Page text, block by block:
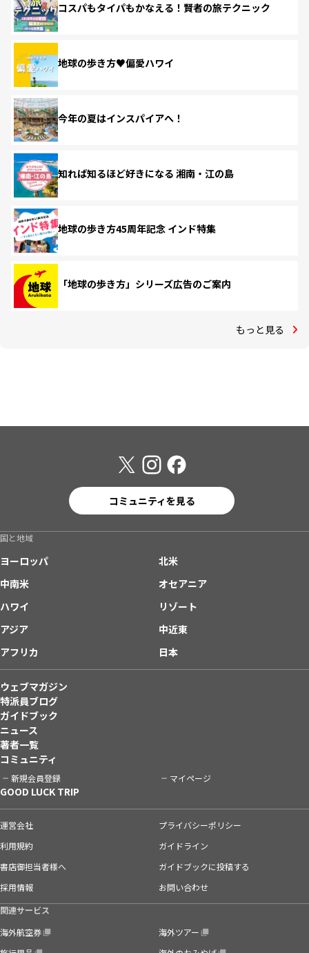
コスパもタイパもかなえる！賢者の旅テクニック
地球の歩き方♥偏愛ハワイ
今年の夏はインスパイアへ！
知れば知るほど好きになる 湘南・江の島
地球の歩き方45周年記念 インド特集
「地球の歩き方」シリーズ広告のご案内
もっと見る
コミュニティを見る
国と地域
ヨーロッパ
北米
中南米
オセアニア
ハワイ
リゾート
アジア
中近東
アフリカ
日本
ウェブマガジン
特派員ブログ
ガイドブック
ニュース
著者一覧
コミュニティ
新規会員登録 マイページ
GOOD LUCK TRIP
運営会社
プライバシーポリシー
利用規約
ガイドライン
書店御担当者様へ
ガイドブックに投稿する
採用情報
お問い合わせ
関連サービス
海外航空券
海外ツアー